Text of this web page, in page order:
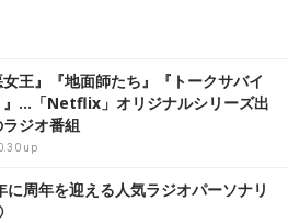
女王』『地面師たち』『トークサバイ
』…「Netflix」オリジナルシリーズ出
ジオ番組
up
に周年を迎える人気ラジオパーソナリ